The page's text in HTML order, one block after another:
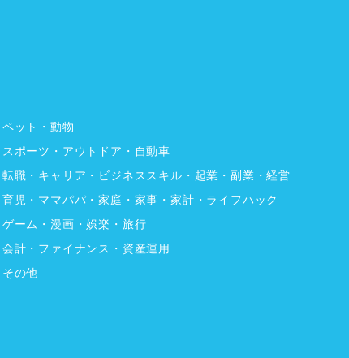
ペット・動物
スポーツ・アウトドア・自動車
転職・キャリア・ビジネススキル・起業・副業・経営
育児・ママパパ・家庭・家事・家計・ライフハック
ゲーム・漫画・娯楽・旅行
会計・ファイナンス・資産運用
その他